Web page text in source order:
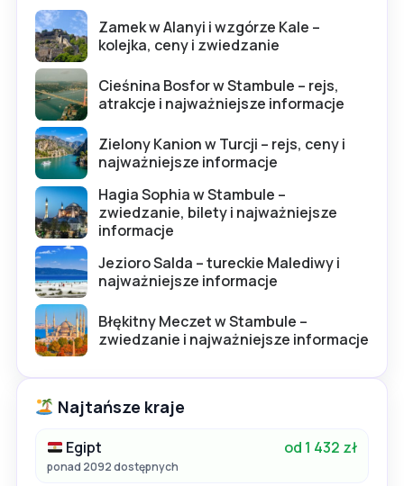
Zamek w Alanyi i wzgórze Kale –
kolejka, ceny i zwiedzanie
Cieśnina Bosfor w Stambule – rejs,
atrakcje i najważniejsze informacje
Zielony Kanion w Turcji – rejs, ceny i
najważniejsze informacje
Hagia Sophia w Stambule –
zwiedzanie, bilety i najważniejsze
informacje
Jezioro Salda – tureckie Malediwy i
najważniejsze informacje
Błękitny Meczet w Stambule –
zwiedzanie i najważniejsze informacje
Najtańsze kraje
Egipt od 1 432 zł
ponad 2092 dostępnych